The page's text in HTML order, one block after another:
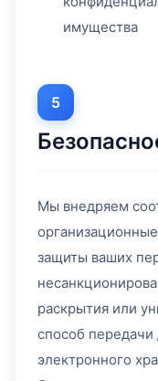
имущества
5
Мы внедряем
защиты ваших
раскрытия или
способ
электронного